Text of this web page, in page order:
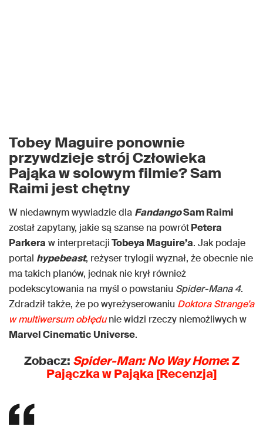
Tobey Maguire ponownie
przywdzieje strój Człowieka
Pająka w solowym filmie? Sam
Raimi jest chętny
W niedawnym wywiadzie dla FandangoSam Raimi
został zapytany, jakie są szanse na powrótPetera
Parkera w interpretacjiTobeya Maguire’a. Jak podaje
portal hypebeast, reżyser trylogii wyznał, że obecnie nie
ma takich planów, jednak nie krył również
podekscytowania na myśl o powstaniu Spider-Mana 4.
Zdradził także, że po wyreżyserowaniu Doktora Strange’a
w multiwersum obłędunie widzi rzeczy niemożliwych w
Marvel Cinematic Universe.
Zobacz: Spider-Man: No Way Home: Z
Pajączka w Pająka [Recenzja]